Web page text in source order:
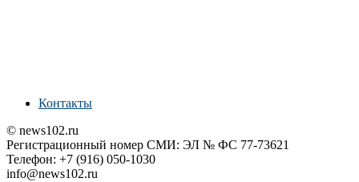
Контакты
© news102.ru
Регистрационный номер СМИ: ЭЛ № ФС 77-73621
Телефон: +7 (916) 050-1030
info@news102.ru